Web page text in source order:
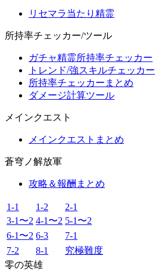
リセマラ当たり精霊
所持率チェッカー/ツール
ガチャ精霊所持率チェッカー
トレンド/強スキルチェッカー
所持率チェッカーまとめ
ダメージ計算ツール
メインクエスト
メインクエストまとめ
蒼穹ノ解放軍
攻略＆報酬まとめ
1-1 1-2
2-1
3-1〜2 4-1〜2 5-1〜2
6-1〜2 6-3
7-1
7-2
8-1
究極難度
零の英雄